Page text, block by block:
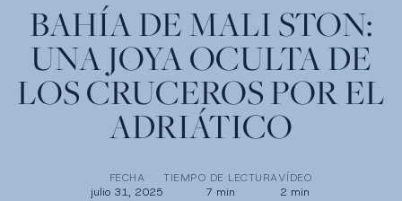
BAHÍA DE MALI STON:
UNA JOYA OCULTA DE
LOS CRUCEROS POR EL
ADRIÁTICO
FECHA
julio 31, 2025
TIEMPO DE LECTURA
7 min
VÍDEO
2 min